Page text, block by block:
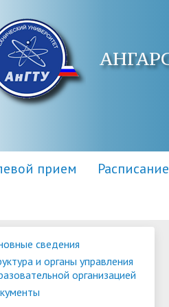
прием Расписание
сведения
библиотека
комиссия
поступающих инвалидов
сведения
и органы управления
организацией